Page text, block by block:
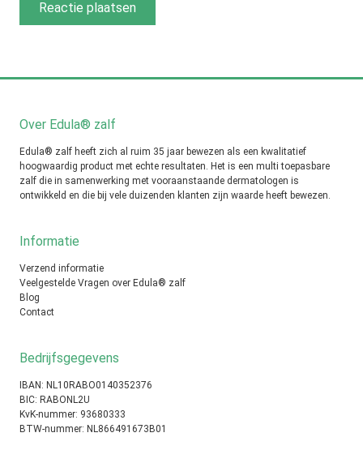
Over Edula® zalf
Edula® zalf heeft zich al ruim 35 jaar bewezen als een kwalitatief
hoogwaardig product met echte resultaten. Het is een multi toepasbare
zalf die in samenwerking met vooraanstaande dermatologen is
ontwikkeld en die bij vele duizenden klanten zijn waarde heeft bewezen.
Informatie
Verzend informatie
Veelgestelde Vragen over Edula® zalf
Blog
Contact
Bedrijfsgegevens
IBAN: NL10RABO0140352376
BIC: RABONL2U
KvK-nummer: 93680333
BTW-nummer: NL866491673B01